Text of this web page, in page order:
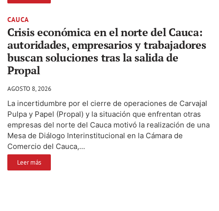
CAUCA
Crisis económica en el norte del Cauca:
autoridades, empresarios y trabajadores
buscan soluciones tras la salida de
Propal
AGOSTO 8, 2026
La incertidumbre por el cierre de operaciones de Carvajal
Pulpa y Papel (Propal) y la situación que enfrentan otras
empresas del norte del Cauca motivó la realización de una
Mesa de Diálogo Interinstitucional en la Cámara de
Comercio del Cauca,...
Leer más